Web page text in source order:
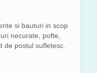
si bauturi in scop
necurate, pofte,
de postul sufletesc.